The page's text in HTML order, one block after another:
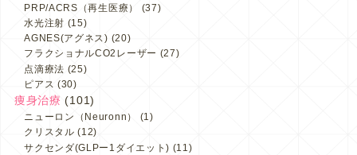
PRP/ACRS（再生医療）
(37)
水光注射 (15)
AGNES(アグネス) (20)
フラクショナルCO2レーザー (27)
点滴療法 (25)
ピアス (30)
痩身治療 (101)
ニューロン（Neuronn）
(1)
クリスタル (12)
サクセンダ(GLPー1ダイエット) (11)